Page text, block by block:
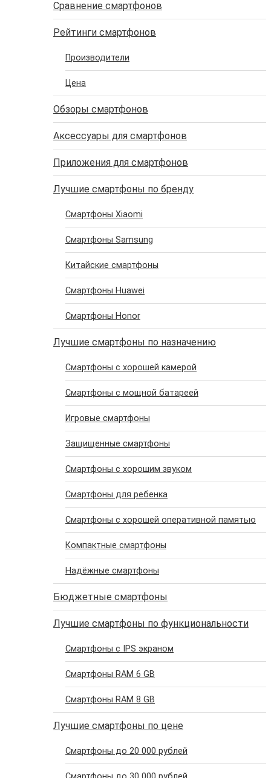
Сравнение смартфонов
Рейтинги смартфонов
Производители
Цена
Обзоры смартфонов
Аксессуары для смартфонов
Приложения для смартфонов
Лучшие смартфоны по бренду
Cмартфоны Xiaomi
Cмартфоны Samsung
Китайские смартфоны
Cмартфоны Huawei
Cмартфоны Honor
Лучшие смартфоны по назначению
Cмартфоны с хорошей камерой
Cмартфоны с мощной батареей
Игровые смартфоны
Защищенные смартфоны
Смартфоны с хорошим звуком
Cмартфоны для ребенка
Cмартфоны с хорошей оперативной памятью
Компактные смартфоны
Надёжные смартфоны
Бюджетные смартфоны
Лучшие смартфоны по функциональности
Смартфоны с IPS экраном
Смартфоны RAM 6 GB
Смартфоны RAM 8 GB
Лучшие смартфоны по цене
Cмартфоны до 20 000 рублей